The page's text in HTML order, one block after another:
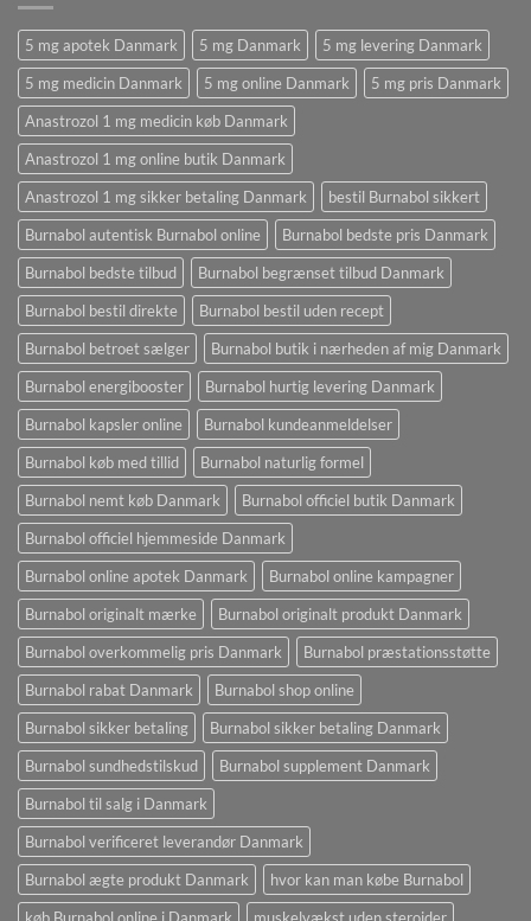
5 mg apotek Danmark 5 mg Danmark
5 mg levering Danmark
5 mg medicin Danmark
5 mg online Danmark
5 mg pris Danmark
Anastrozol 1 mg medicin køb Danmark
Anastrozol 1 mg online butik Danmark
Anastrozol 1 mg sikker betaling Danmark
bestil Burnabol sikkert
Burnabol autentisk Burnabol online
Burnabol bedste pris Danmark
Burnabol bedste tilbud
Burnabol begrænset tilbud Danmark
Burnabol bestil direkte
Burnabol bestil uden recept
Burnabol betroet sælger
Burnabol butik i nærheden af ​​mig Danmark
Burnabol energibooster
Burnabol hurtig levering Danmark
Burnabol kapsler online
Burnabol kundeanmeldelser
Burnabol køb med tillid
Burnabol naturlig formel
Burnabol nemt køb Danmark
Burnabol officiel butik Danmark
Burnabol officiel hjemmeside Danmark
Burnabol online apotek Danmark
Burnabol online kampagner
Burnabol originalt mærke
Burnabol originalt produkt Danmark
Burnabol overkommelig pris Danmark
Burnabol præstationsstøtte
Burnabol rabat Danmark
Burnabol shop online
Burnabol sikker betaling
Burnabol sikker betaling Danmark
Burnabol sundhedstilskud
Burnabol supplement Danmark
Burnabol til salg i Danmark
Burnabol verificeret leverandør Danmark
Burnabol ægte produkt Danmark
hvor kan man købe Burnabol